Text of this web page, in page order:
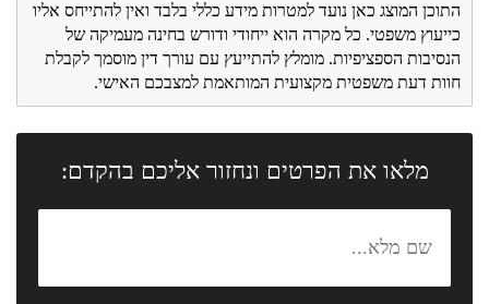
התוכן המוצג כאן נועד למטרות מידע כללי בלבד ואין להתייחס אליו
כייעוץ משפטי. כל מקרה הוא ייחודי ודורש בחינה מעמיקה של
הנסיבות הספציפיות. מומלץ להתייעץ עם עורך דין מוסמך לקבלת
חוות דעת משפטית מקצועית המותאמת למצבכם האישי.
מלאו את הפרטים ונחזור אליכם בהקדם: